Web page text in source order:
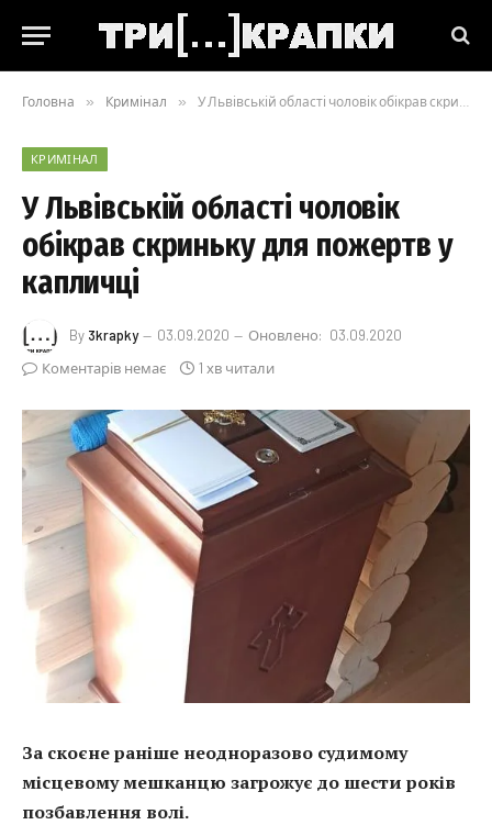
Головна » Кримінал » У Львівській області чоловік обікрав скриньку для пожертв у капличці
КРИМІНАЛ
У Львівській області чоловік
обікрав скриньку для пожертв у
капличці
By 3krapky 03.09.2020 Оновлено: 03.09.2020
Коментарів немає
1 хв читали
За скоєне раніше неодноразово судимому
місцевому мешканцю загрожує до шести років
позбавлення волі.